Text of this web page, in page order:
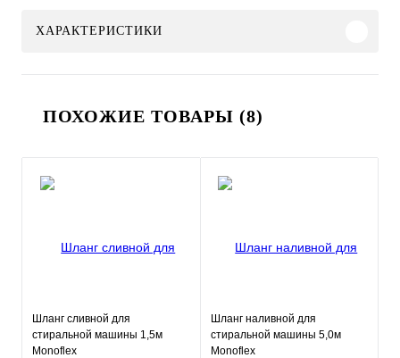
ХАРАКТЕРИСТИКИ
ПОХОЖИЕ ТОВАРЫ (8)
Шланг сливной для
стиральной машины 1,5м
Monoflex
Шланг наливной для
стиральной машины 5,0м
Monoflex